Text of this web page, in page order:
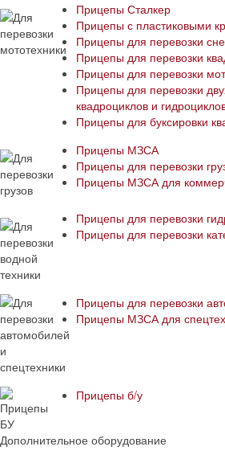
Прицепы Сталкер
Прицепы с пластиковыми
Прицепы для перевозки
Прицепы для перевозки
Прицепы для перевозки
Прицепы для перевозки
квадроциклов и
Прицепы для буксировки
Прицепы МЗСА
Прицепы для перевозки
Прицепы МЗСА для
Прицепы для перевозки
Прицепы для перевозки
Прицепы для перевозки
Прицепы МЗСА для
Прицепы б/у
Дополнительное оборудование